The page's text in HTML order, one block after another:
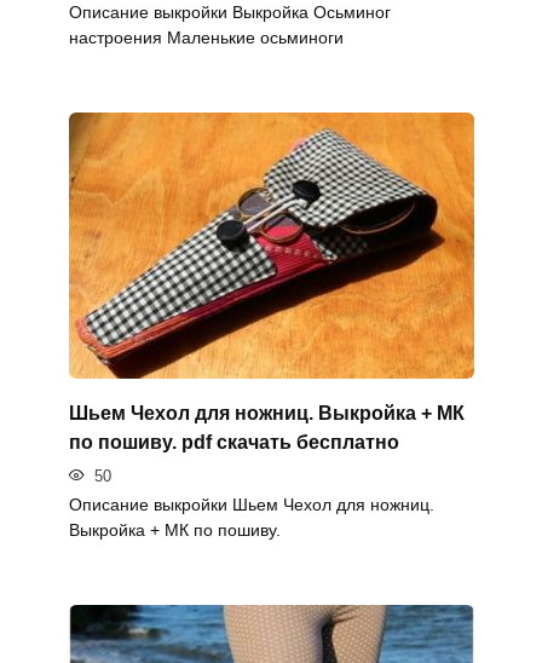
Описание выкройки Выкройка Осьминог
настроения Маленькие осьминоги
Шьем Чехол для ножниц. Выкройка + МК
по пошиву. pdf скачать бесплатно
50
Описание выкройки Шьем Чехол для ножниц.
Выкройка + МК по пошиву.